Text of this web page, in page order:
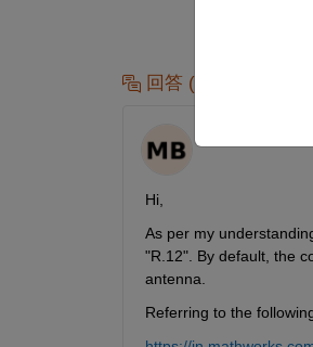
回答 (1 件)
Hi,
As per my
"R.12". By default, the
antenna.
Referring to the